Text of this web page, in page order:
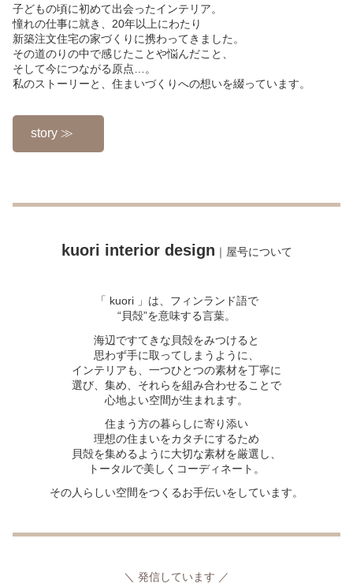
子どもの頃に初めて出会ったインテリア。
憧れの仕事に就き、20年以上にわたり
新築注文住宅の家づくりに携わってきました。
その道のりの中で感じたことや悩んだこと、
そして今につながる原点…。
私のストーリーと、住まいづくりへの想いを綴っています。
story ≫
kuori interior design ｜屋号について
「 kuori 」は、フィンランド語で
“貝殻”を意味する言葉。
海辺ですてきな貝殻をみつけると
思わず手に取ってしまうように、
インテリアも、一つひとつの素材を丁寧に
選び、集め、それらを組み合わせることで
心地よい空間が生まれます。
住まう方の暮らしに寄り添い
理想の住まいをカタチにするため
貝殻を集めるように大切な素材を厳選し、
トータルで美しくコーディネート。
その人らしい空間をつくるお手伝いをしています。
＼ 発信しています ／